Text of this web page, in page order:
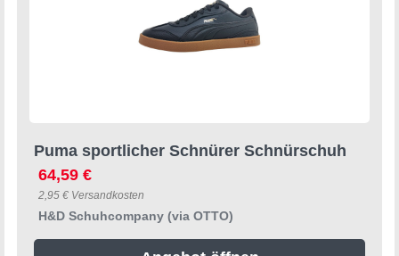
Puma sportlicher Schnürer Schnürschuh
64,59 €
2,95 € Versandkosten
H&D Schuhcompany (via OTTO)